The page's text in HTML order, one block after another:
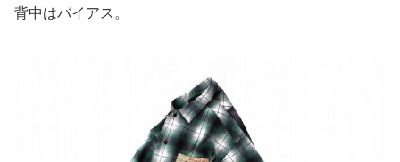
背中はバイアス。